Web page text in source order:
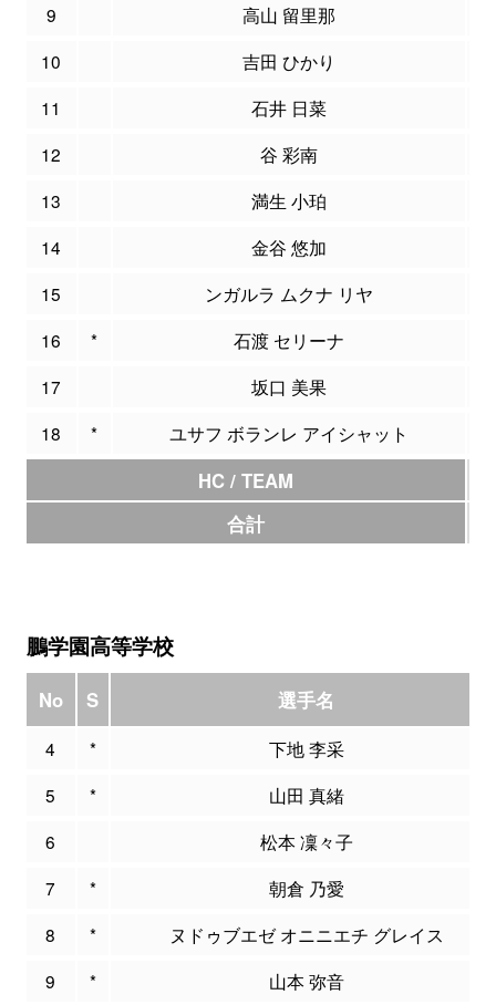
9
高山 留里那
10
吉田 ひかり
11
石井 日菜
12
谷 彩南
13
満生 小珀
14
金谷 悠加
15
ンガルラ ムクナ リヤ
16
* 石渡 セリーナ
17
坂口 美果
18
* ユサフ ボランレ アイシャット
HC / TEAM
合計
鵬学園高等学校
No S 選手名
4 *
下地 李采
5
*
山田 真緒
6
松本 凜々子
7
*
朝倉 乃愛
8
*
ヌドゥブエゼ オニニエチ グレイス
9
* 山本 弥音